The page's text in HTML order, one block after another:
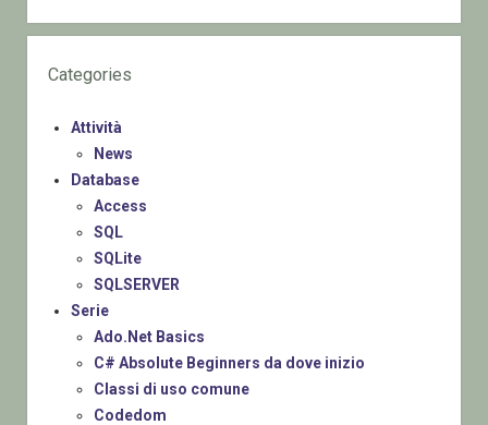
Categories
Attività
News
Database
Access
SQL
SQLite
SQLSERVER
Serie
Ado.Net Basics
C# Absolute Beginners da dove inizio
Classi di uso comune
Codedom